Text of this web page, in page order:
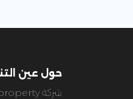
حول عين